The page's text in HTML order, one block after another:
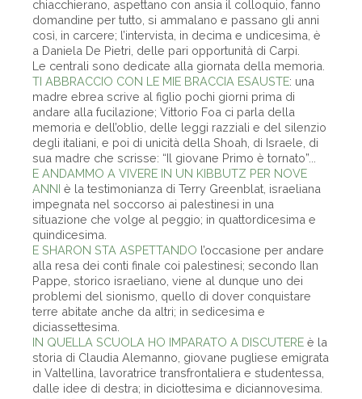
chiacchierano, aspettano con ansia il colloquio, fanno
domandine per tutto, si ammalano e passano gli anni
così, in carcere; l’intervista, in decima e undicesima, è
a Daniela De Pietri, delle pari opportunità di Carpi.
Le centrali sono dedicate alla giornata della memoria.
TI ABBRACCIO CON LE MIE BRACCIA ESAUSTE: una
madre ebrea scrive al figlio pochi giorni prima di
andare alla fucilazione; Vittorio Foa ci parla della
memoria e dell’oblio, delle leggi razziali e del silenzio
degli italiani, e poi di unicità della Shoah, di Israele, di
sua madre che scrisse: “Il giovane Primo è tornato”...
E ANDAMMO A VIVERE IN UN KIBBUTZ PER NOVE
ANNI è la testimonianza di Terry Greenblat, israeliana
impegnata nel soccorso ai palestinesi in una
situazione che volge al peggio; in quattordicesima e
quindicesima.
E SHARON STA ASPETTANDO l’occasione per andare
alla resa dei conti finale coi palestinesi; secondo Ilan
Pappe, storico israeliano, viene al dunque uno dei
problemi del sionismo, quello di dover conquistare
terre abitate anche da altri; in sedicesima e
diciassettesima.
IN QUELLA SCUOLA HO IMPARATO A DISCUTERE è la
storia di Claudia Alemanno, giovane pugliese emigrata
in Valtellina, lavoratrice transfrontaliera e studentessa,
dalle idee di destra; in diciottesima e diciannovesima.